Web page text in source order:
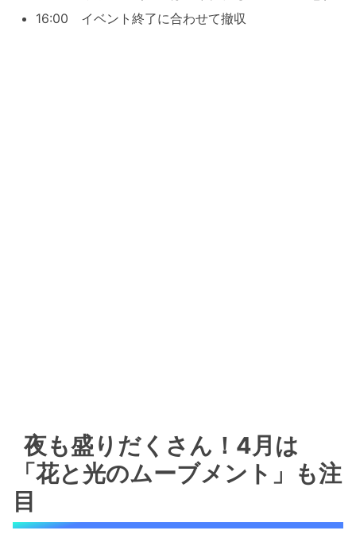
16:00 イベント終了に合わせて撤収
夜も盛りだくさん！4月は
「花と光のムーブメント」も注
目